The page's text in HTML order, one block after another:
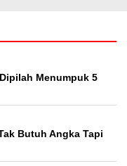
Menumpuk 5
Butuh Angka Tapi